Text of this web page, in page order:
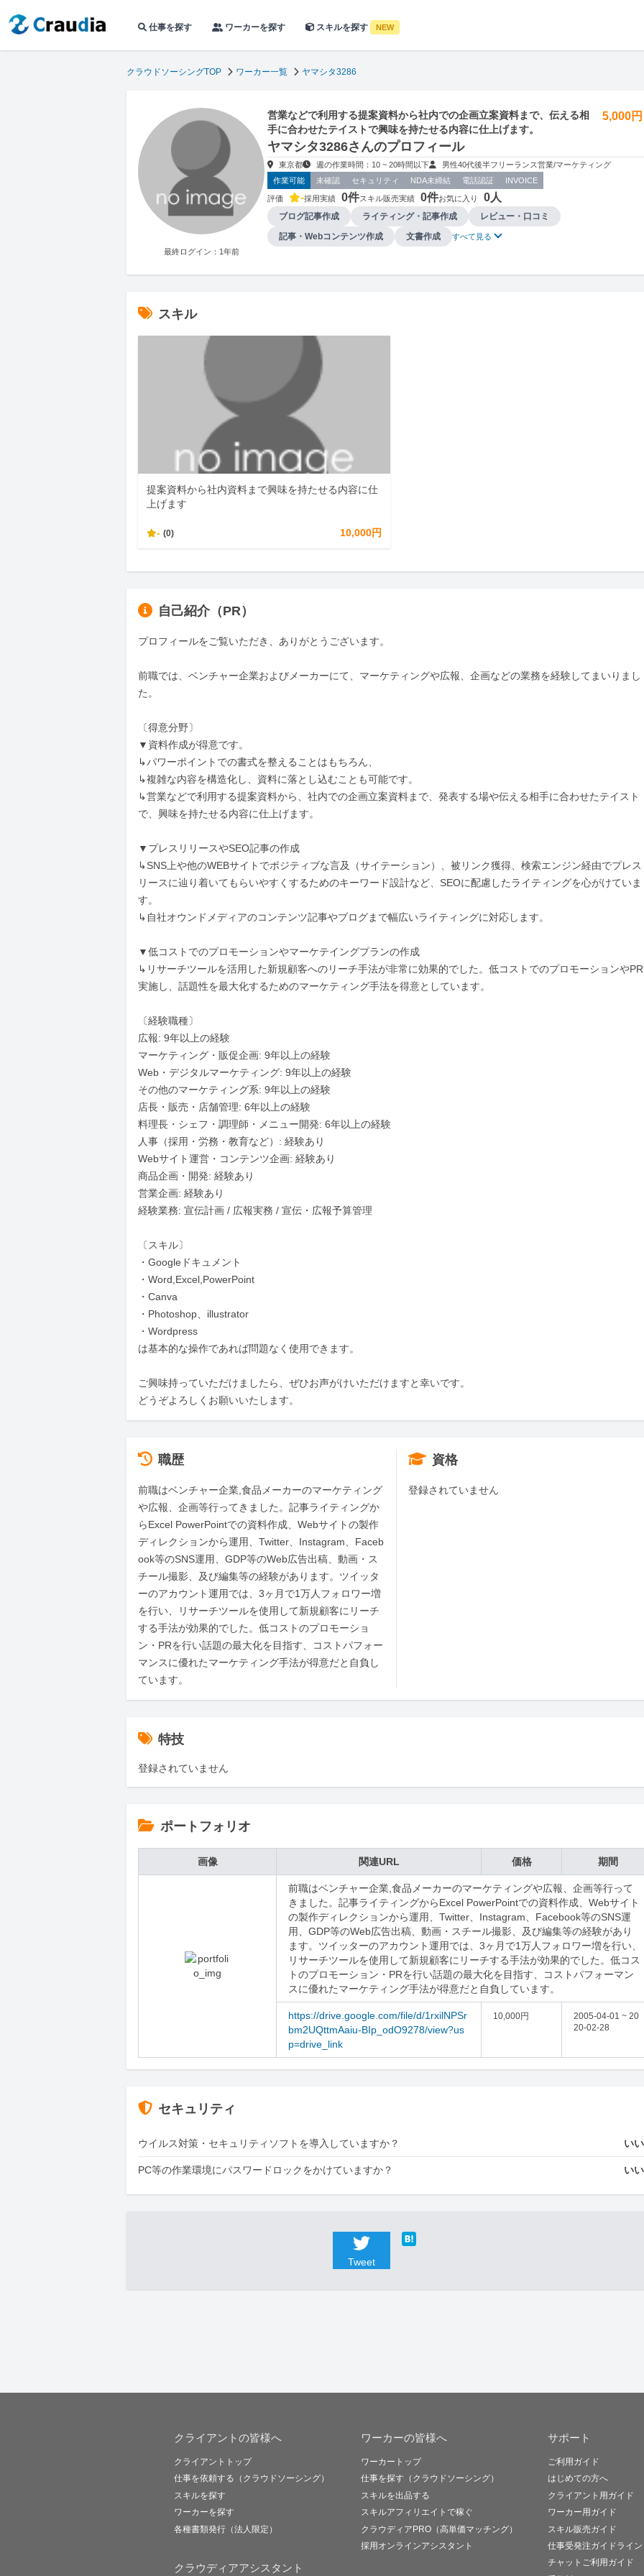
仕事を探す ワーカーを探す スキルを探す NEW
クラウドソーシングTOP ワーカー一覧 ヤマシタ3286
最終ログイン：1年前
営業などで利用する提案資料から社内での企画立案資料まで、伝える相
手に合わせたテイストで興味を持たせる内容に仕上げます。
5,000
ヤマシタ3286さんのプロフィール
東京都 週の作業時間：10 ~ 20時間以下 男性40代後半フリーランス営業/マーケティング
作業可能
未確認 セキュリティ NDA未締結 電話認証 INVOICE
評価 -採用実績 0件スキル販売実績 0件お気に入り 0人
ブログ記事作成 ライティング・記事作成
レビュー・口コミ
記事・Webコンテンツ作成
文書作成 すべて見る
スキル
提案資料から社内資料まで興味を持たせる内容に仕
上げます
- (0) 10,000円
自己紹介（PR）
プロフィールをご覧いただき、ありがとうございます。
前職では、ベンチャー企業およびメーカーにて、マーケティングや広報、企画などの業務を経験してまいりまし
た。
〔得意分野〕
▼資料作成が得意です。
↳パワーポイントでの書式を整えることはもちろん、
↳複雑な内容を構造化し、資料に落とし込むことも可能です。
↳営業などで利用する提案資料から、社内での企画立案資料まで、発表する場や伝える相手に合わせたテイスト
で、興味を持たせる内容に仕上げます。
▼プレスリリースやSEO記事の作成
↳SNS上や他のWEBサイトでポジティブな言及（サイテーション）、被リンク獲得、検索エンジン経由でプレス
リースに辿り着いてもらいやすくするためのキーワード設計など、SEOに配慮したライティングを心がけていま
す。
↳自社オウンドメディアのコンテンツ記事やブログまで幅広いライティングに対応します。
▼低コストでのプロモーションやマーケテイングプランの作成
↳リサーチツールを活用した新規顧客へのリーチ手法が非常に効果的でした。低コストでのプロモーションや
実施し、話題性を最大化するためのマーケティング手法を得意としています。
〔経験職種〕
広報: 9年以上の経験
マーケティング・販促企画: 9年以上の経験
Web・デジタルマーケティング: 9年以上の経験
その他のマーケティング系: 9年以上の経験
店長・販売・店舗管理: 6年以上の経験
料理長・シェフ・調理師・メニュー開発: 6年以上の経験
人事（採用・労務・教育など）: 経験あり
Webサイト運営・コンテンツ企画: 経験あり
商品企画・開発: 経験あり
営業企画: 経験あり
経験業務: 宣伝計画 / 広報実務 / 宣伝・広報予算管理
〔スキル〕
・Googleドキュメント
・Word,Excel,PowerPoint
・Canva
・Photoshop、illustrator
・Wordpress
は基本的な操作であれば問題なく使用できます。
ご興味持っていただけましたら、ぜひお声がけいただけますと幸いです。
どうぞよろしくお願いいたします。
職歴
前職はベンチャー企業,食品メーカーのマーケティング
や広報、企画等行ってきました。記事ライティングか
らExcel PowerPointでの資料作成、Webサイトの製作
ディレクションから運用、Twitter、Instagram、Faceb
ook等のSNS運用、GDP等のWeb広告出稿、動画・ス
チール撮影、及び編集等の経験があります。ツイッタ
ーのアカウント運用では、3ヶ月で1万人フォロワー増
を行い、リサーチツールを使用して新規顧客にリーチ
する手法が効果的でした。低コストのプロモーショ
ン・PRを行い話題の最大化を目指す、コストパフォー
マンスに優れたマーケティング手法が得意だと自負し
ています。
資格
登録されていません
特技
登録されていません
ポートフォリオ
画像 関連URL 価格 期間
前職はベンチャー企業,食品メーカーのマーケティングや広報、企画等行って
きました。記事ライティングからExcel PowerPointでの資料作成、Webサイト
の製作ディレクションから運用、Twitter、Instagram、Facebook等のSNS運
用、GDP等のWeb広告出稿、動画・スチール撮影、及び編集等の経験があり
ます。ツイッターのアカウント運用では、3ヶ月で1万人フォロワー増を行い、
リサーチツールを使用して新規顧客にリーチする手法が効果的でした。低コス
トのプロモーション・PRを行い話題の最大化を目指す、コストパフォーマン
スに優れたマーケティング手法が得意だと自負しています。
https://drive.google.com/file/d/1rxilNPSr
bm2UQttmAaiu-BIp_odO9278/view?us
p=drive_link
10,000円
2005-04-01 ~ 20
20-02-28
セキュリティ
ウイルス対策・セキュリティソフトを導入していますか？ い
PC等の作業環境にパスワードロックをかけていますか？ い
Tweet
クライアントの皆様へ
クライアントトップ
仕事を依頼する（クラウドソーシング）
スキルを探す
ワーカーを探す
各種書類発行（法人限定）
クラウディアアシスタント
ワーカーの皆様へ
ワーカートップ
仕事を探す（クラウドソーシング）
スキルを出品する
スキルアフィリエイトで稼ぐ
クラウディアPRO（高単価マッチング）
採用オンラインアシスタント
サポート
ご利用ガイド
はじめての方へ
クライアント用ガイド
ワーカー用ガイド
スキル販売ガイド
仕事受発注ガイドライン
チャットご利用ガイド